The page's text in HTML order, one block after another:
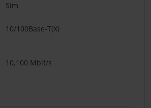
Sim
10/100Base-T(X)
10,100 Mbit/s